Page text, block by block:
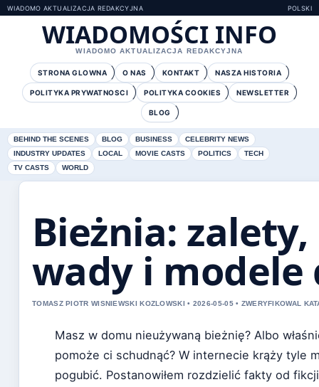
WIADOMO AKTUALIZACJA REDAKCYJNA POLSKI
WIADOMOŚCI INFO
WIADOMO AKTUALIZACJA REDAKCYJNA
STRONA GLOWNA O NAS KONTAKT NASZA HISTORIA
POLITYKA PRYWATNOSCI POLITYKA COOKIES NEWSLETTER
BLOG
BEHIND THE SCENES BLOG BUSINESS
CELEBRITY NEWS
INDUSTRY UPDATES
LOCAL MOVIE CASTS POLITICS
TECH
TV CASTS
WORLD
Bieżnia:
wady i modele
TOMASZ PIOTR WISNIEWSKI KOZLOWSKI • 2026-05-05 • ZWERYFIKOWAL
Masz w domu nieużywaną bieżnię? Albo
pomoże ci schudnąć? W internecie krąży tyle
pogubić. Postanowiłem rozdzielić fakty od